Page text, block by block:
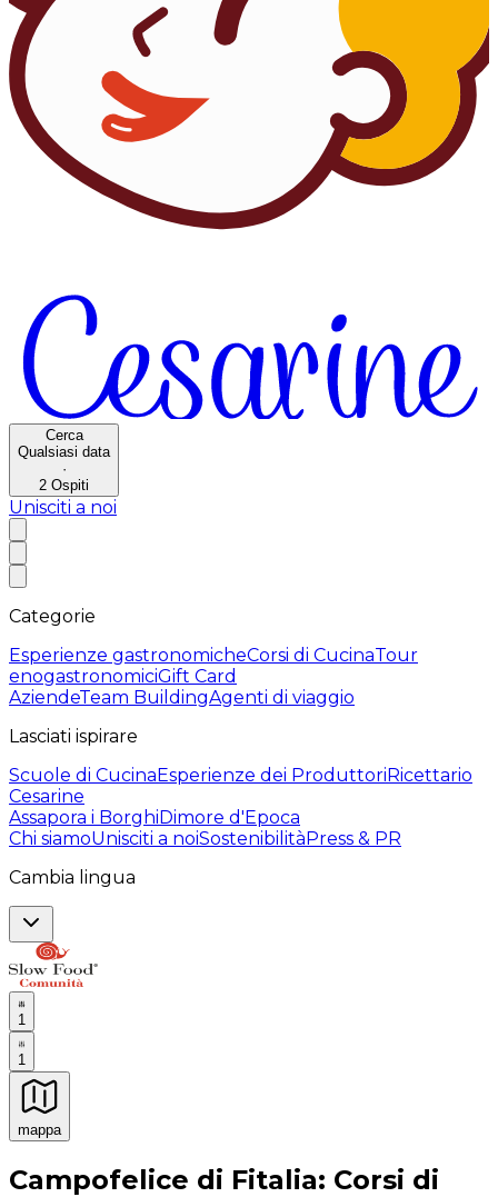
Cerca
Qualsiasi data
·
2 Ospiti
Unisciti a noi
Categorie
Esperienze gastronomicheCorsi di CucinaTour
enogastronomiciGift Card
AziendeTeam BuildingAgenti di viaggio
Lasciati ispirare
Scuole di CucinaEsperienze dei ProduttoriRicettario
Cesarine
Assapora i BorghiDimore d'Epoca
Chi siamoUnisciti a noiSostenibilitàPress & PR
Cambia lingua
1
1
mappa
Esperienze culinarie indimenticabili: Esperienze
Campofelice di Fitalia: Corsi di